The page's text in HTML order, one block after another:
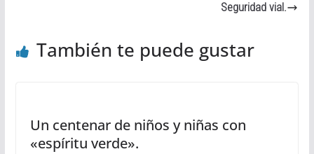
Seguridad vial.
También te puede gustar
Un centenar de niños y niñas con
«espíritu verde».